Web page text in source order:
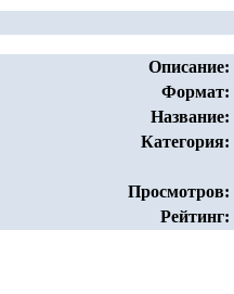
Описание:
Формат:
Название:
Категория:
Просмотров:
Рейтинг: